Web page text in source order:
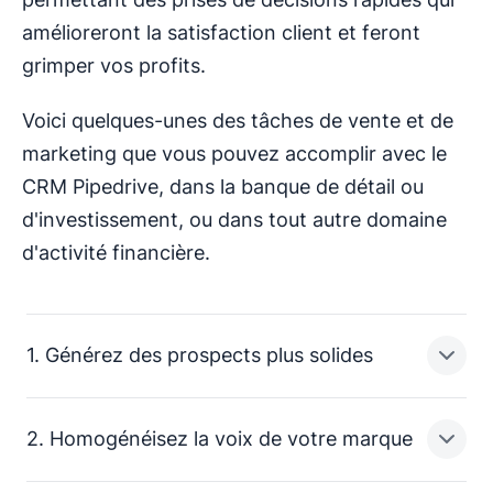
amélioreront la satisfaction client et feront
grimper vos profits.
Voici quelques-unes des tâches de vente et de
marketing que vous pouvez accomplir avec le
CRM Pipedrive, dans la banque de détail ou
d'investissement, ou dans tout autre domaine
d'activité financière.
1. Générez des prospects plus solides
2. Homogénéisez la voix de votre marque